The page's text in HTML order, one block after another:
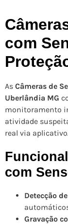
com
As Câmeras de
Uberlândia MG
monitoramento
atividade
real via
com
Detecção
Gravação